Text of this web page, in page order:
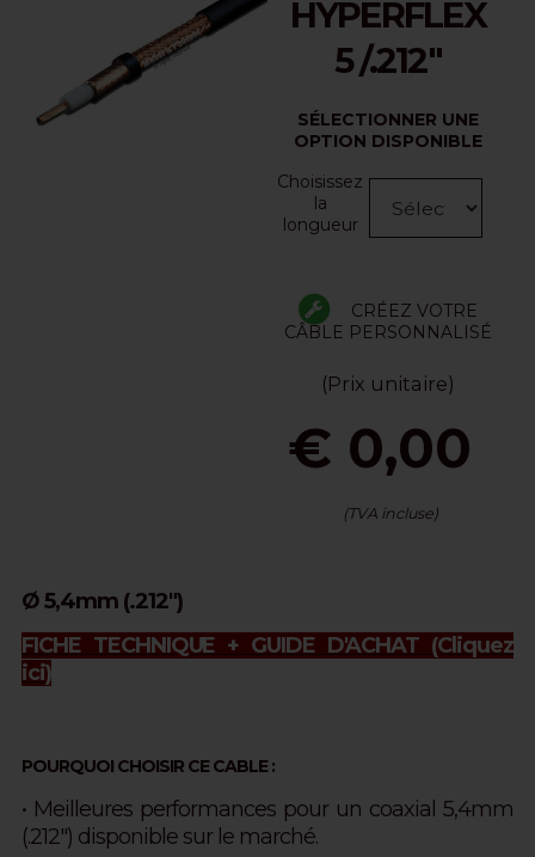
HYPERFLEX
5 /.212"
SÉLECTIONNER UNE
OPTION DISPONIBLE
Choisissez
la
longueur
CRÉEZ VOTRE
CÂBLE PERSONNALISÉ
(Prix unitaire)
€ 0,00
(TVA incluse)
Ø 5,4mm (.212")
FICHE TECHNIQUE + GUIDE D'ACHAT (Cliquez
ici)
POURQUOI CHOISIR CE CABLE :
• Meilleures performances pour un coaxial 5,4mm
(.212") disponible sur le marché.